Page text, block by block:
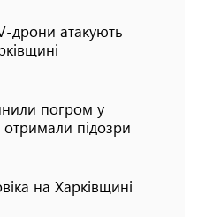
дрони атакують
погром у
отримали підозри
на Харківщині